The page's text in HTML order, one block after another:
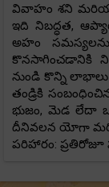
వివాహం శని మరియు
ఇది నిబద్ధత,
అహం సమస్యలను
కొనసాగించడానికి
నుండి కొన్ని
తండ్రికి
భుజం, మెడ లేదా
దీనివలన యోగా
పరిహారం: